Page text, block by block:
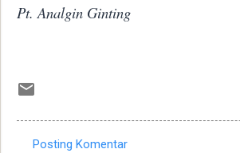
Pt. Analgin Ginting
Posting Komentar